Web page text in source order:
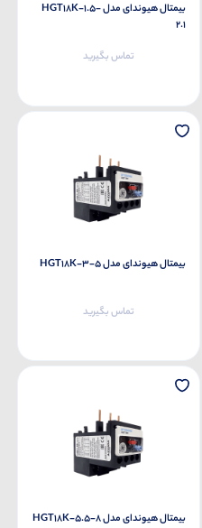
بیمتال هیوندای مدل HGT18K-1.5-
2.1
تماس بگیرید
بیمتال هیوندای مدل HGT18K-3-5
تماس بگیرید
بیمتال هیوندای مدل HGT18K-5.5-8